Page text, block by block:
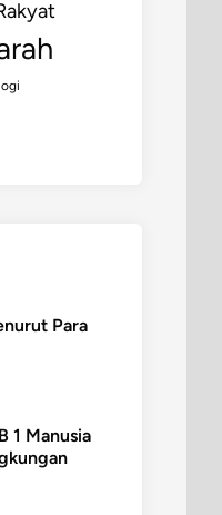
Para
1 Manusia